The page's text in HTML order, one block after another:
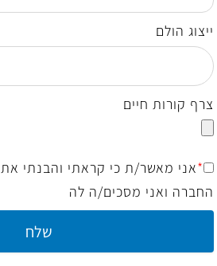
ייצוג הולם
צרף קורות חיים
*אני מאשר/ת כי קראתי והבנתי את
החברה ואני מסכים/ה לה